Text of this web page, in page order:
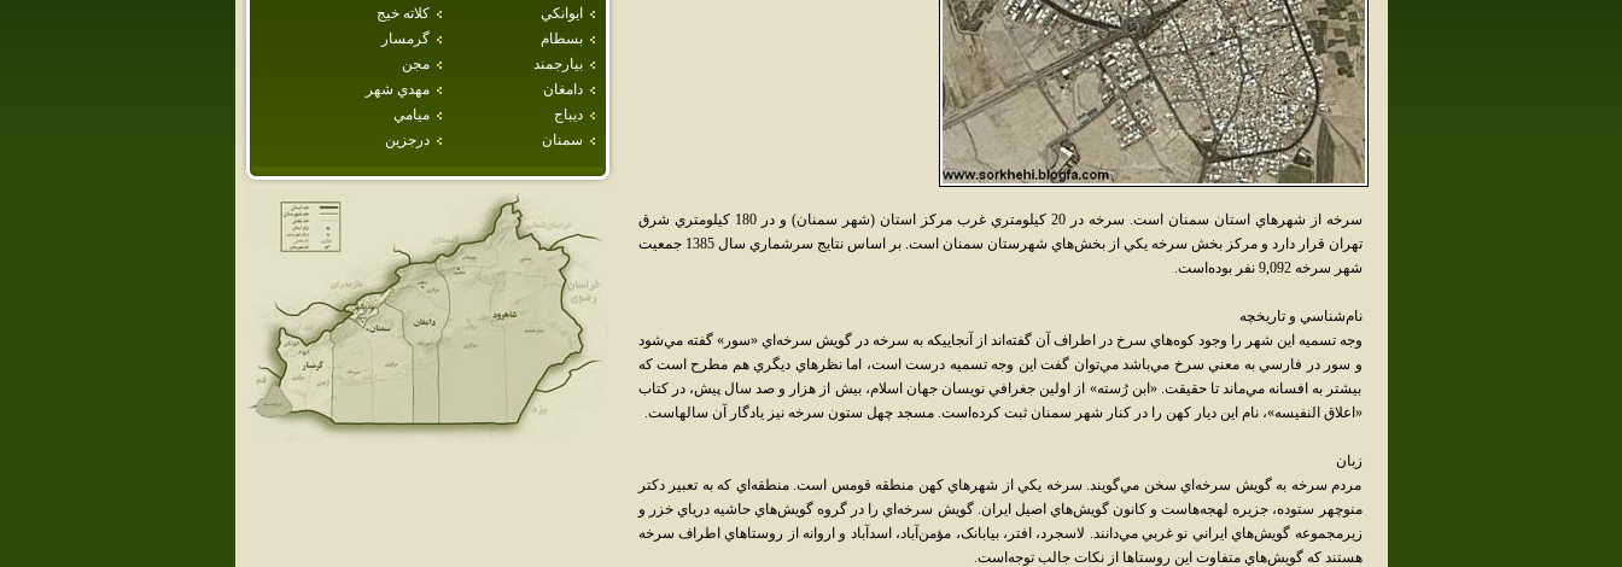
ايوانكي
كلاته خيج
بسطام
گرمسار
بيارجمند
مجن
دامغان
مهدي شهر
ديباج
ميامي
سمنان
درجزين
سرخه از شهرهاي استان سمنان است. سرخه در 20 کيلومتري غرب مرکز استان (شهر سمنان) و در 180 کيلومتري شرق
تهران قرار دارد و مرکز بخش سرخه يکي از بخش‌هاي شهرستان سمنان است. بر اساس نتايج سرشماري سال 1385 جمعيت
شهر سرخه 9,092 نفر بوده‌است.
نام‌شناسي و تاريخچه
وجه تسميه اين شهر را وجود کوه‌هاي سرخ در اطراف آن گفته‌اند از آنجاييکه به سرخه در گويش سرخه‌اي «سور» گفته مي‌شود
و سور در فارسي به معني سرخ مي‌باشد مي‌توان گفت اين وجه تسميه درست است، اما نظرهاي ديگري هم مطرح است که
بيشتر به افسانه مي‌ماند تا حقيقت. «ابن رُسته» از اولين جغرافي نويسان جهان اسلام، بيش از هزار و صد سال پيش، در کتاب
«اعلاق النفيسه»، نام اين ديار کهن را در کنار شهر سمنان ثبت کرده‌است. مسجد چهل ستون سرخه نيز يادگار آن سالهاست.
زبان
مردم سرخه به گويش سرخه‌اي سخن مي‌گويند. سرخه يکي از شهرهاي کهن منطقه قومس است. منطقه‌اي که به تعبير دکتر
منوچهر ستوده، جزيره لهجه‌هاست و کانون گويش‌هاي اصيل ايران. گويش سرخه‌اي را در گروه گويش‌هاي حاشيه درياي خزر و
زيرمجموعه گويش‌هاي ايراني نو غربي مي‌دانند. لاسجرد، افتر، بيابانک، مؤمن‌آباد، اسدآباد و اروانه از روستاهاي اطراف سرخه
هستند که گويش‌هاي متفاوت اين روستاها از نکات جالب توجه‌است.